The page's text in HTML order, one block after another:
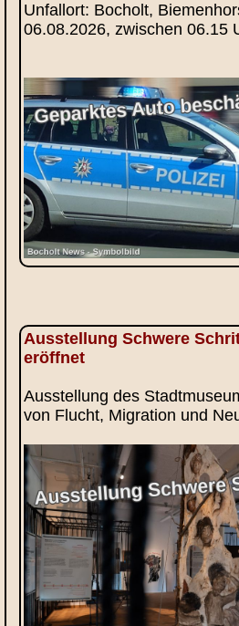
Unfallort: Bocholt,
06.08.2026, zwischen 06.15
Ausstellung Schwere
eröffnet
Ausstellung des
von Flucht, Migration und